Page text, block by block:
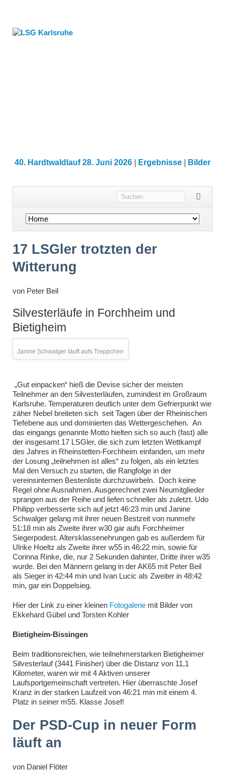
40. Hardtwaldlauf 28. Juni 2026 Ergebnisse Bilder
Navigation
17 LSGler trotzten der
Witterung
von Peter Beil
Silvesterläufe in Forchheim und
Bietigheim
Janine Schwalger läuft aufs Treppchen
„Gut einpacken“ hieß die Devise sicher der meisten
Teilnehmer an den Silvesterläufen, zumindest im Großraum
Karlsruhe. Temperaturen deutlich unter dem Gefrierpunkt wie
zäher Nebel breiteten sich seit Tagen über der Rheinischen
Tiefebene aus und dominierten das Wettergeschehen. An
das eingangs genannte Motto hielten sich so auch (fast) alle
der insgesamt 17 LSGler, die sich zum letzten Wettkampf
des Jahres in Rheinstetten-Forchheim einfanden, um mehr
der Losung „teilnehmen ist alles“ zu folgen, als ein letztes
Mal den Versuch zu starten, die Rangfolge in der
vereinsinternen Bestenliste durchzuwirbeln. Doch keine
Regel ohne Ausnahmen. Ausgerechnet zwei Neumitglieder
sprangen aus der Reihe und liefen schneller als zuletzt. Udo
Philipp verbesserte sich auf jetzt 46:23 min und Janine
Schwalger gelang mit ihrer neuen Bestzeit von nunmehr
51:18 min als Zweite ihrer w30 gar aufs Forchheimer
Siegerpodest. Altersklassenehrungen gab es außerdem für
Ulrike Hoeltz als Zweite ihrer w55 in 46:22 min, sowie für
Corinna Rinke, die, nur 2 Sekunden dahinter, Dritte ihrer w35
wurde. Bei den Männern gelang in der AK65 mit Peter Beil
als Sieger in 42:44 min und Ivan Lucic als Zweiter in 48:42
min, gar ein Doppelsieg.
Hier der Link zu einer kleinen Fotogaleriemit Bilder von
Ekkehard Gübel und Torsten Kohler
Bietigheim-Bissingen
Beim traditionsreichen, wie teilnehmerstarken Bietigheimer
Silvesterlauf (3441 Finisher) über die Distanz von 11,1
Kilometer, waren wir mit 4 Aktiven unserer
Laufsportgemeinschaft vertreten. Hier überraschte Josef
Kranz in der starken Laufzeit von 46:21 min mit einem 4.
Platz in seiner m55. Klasse Josef!
Der PSD-Cup in neuer Form
läuft an
von Daniel Flöter